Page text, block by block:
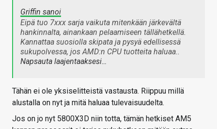
Griffin sanoi
Eipä tuo 7xxx sarja vaikuta mitenkään järkevältä
hankinnalta, ainankaan pelaamiseen tällähetkellä.
Kannattaa suosiolla skipata ja pysyä edellisessä
sukupolvessa, jos AMD:n CPU tuotteita haluaa..
Napsauta laajentaaksesi…
Tähän ei ole yksiselitteistä vastausta. Riippuu millä
alustalla on nyt ja mitä haluaa tulevaisuudelta.
Jos on jo nyt 5800X3D niin totta, tämän hetkiset AM5